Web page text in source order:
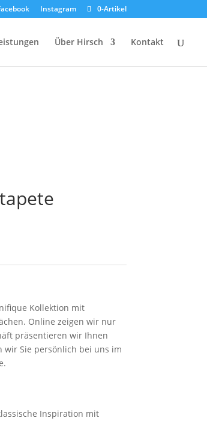
Instagram 0-Artikel
Über Hirsch Kontakt
Kollektion mit
Online zeigen wir nur
präsentieren wir Ihnen
wir Sie persönlich bei uns im
Inspiration mit